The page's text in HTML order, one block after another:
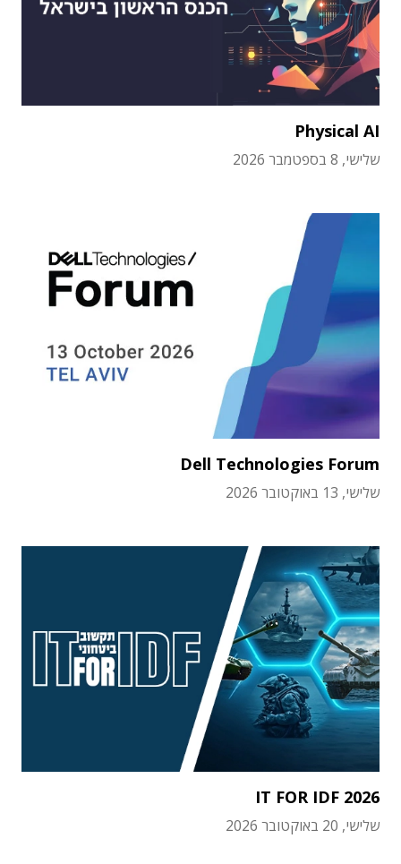
Physical AI
שלישי, 8 בספטמבר 2026
Dell Technologies Forum
שלישי, 13 באוקטובר 2026
IT FOR IDF 2026
שלישי, 20 באוקטובר 2026